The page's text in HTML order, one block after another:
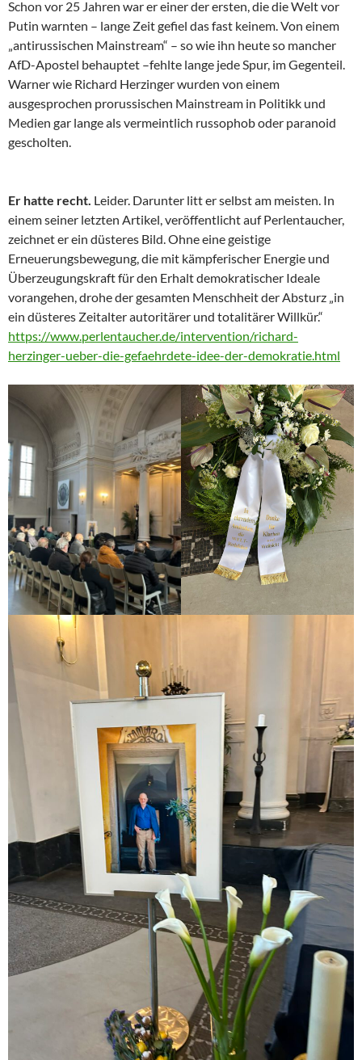
Schon vor 25 Jahren war er einer der ersten, die die Welt vor
Putin warnten – lange Zeit gefiel das fast keinem. Von einem
„antirussischen Mainstream“ – so wie ihn heute so mancher
AfD-Apostel behauptet –fehlte lange jede Spur, im Gegenteil.
Warner wie Richard Herzinger wurden von einem
ausgesprochen prorussischen Mainstream in Politikk und
Medien gar lange als vermeintlich russophob oder paranoid
gescholten.
Er hatte recht. Leider. Darunter litt er selbst am meisten. In
einem seiner letzten Artikel, veröffentlicht auf Perlentaucher,
zeichnet er ein düsteres Bild. Ohne eine geistige
Erneuerungsbewegung, die mit kämpferischer Energie und
Überzeugungskraft für den Erhalt demokratischer Ideale
vorangehen, drohe der gesamten Menschheit der Absturz „in
ein düsteres Zeitalter autoritärer und totalitärer Willkür.“
https://www.perlentaucher.de/intervention/richard-
herzinger-ueber-die-gefaehrdete-idee-der-demokratie.html